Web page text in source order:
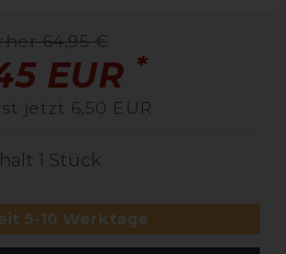
64,95 €
EUR *
jetzt 6,50 EUR
1 Stück
5-10 Werktage